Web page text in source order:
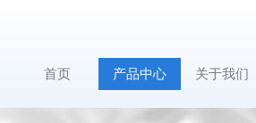
首页 产品中心 关于我们